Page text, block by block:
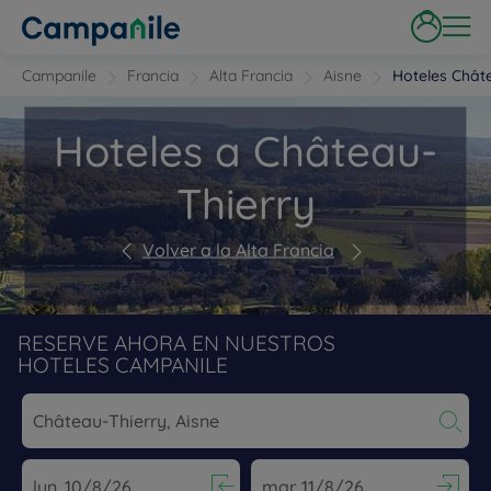
Campanile Francia Alta Francia Aisne Hoteles
Hoteles a Château-
Thierry
Volver a la Alta Francia
RESERVE AHORA EN NUESTROS
HOTELES CAMPANILE